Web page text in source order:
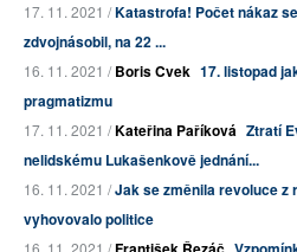
17. 11. 2021 /Katastrofa! Počet nákaz
zdvojnásobil, na 22 ...
16. 11. 2021 /Boris Cvek 17. listopad
pragmatizmu
17. 11. 2021 /Kateřina Paříková Ztratí
nelidskému Lukašenkově jednání...
16. 11. 2021 /Jak se změnila revoluce z
vyhovovalo politice